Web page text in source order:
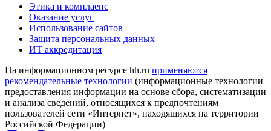
Этика и комплаенс
Оказание услуг
Использование сайтов
Защита персональных данных
ИТ аккредитация
На информационном ресурсе hh.ru применяются
рекомендательные технологии (информационные технологии
предоставления информации на основе сбора, систематизации
и анализа сведений, относящихся к предпочтениям
пользователей сети «Интернет», находящихся на территории
Российской Федерации)